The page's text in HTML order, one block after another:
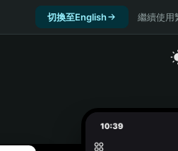
切換至English 繼續使用